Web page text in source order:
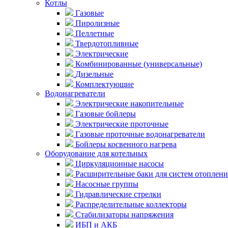
Котлы
Газовые
Пиролизные
Пеллетные
Твердотопливные
Электрические
Комбинированные (универсальные)
Дизельные
Комплектующие
Водонагреватели
Электрические накопительные
Газовые бойлеры
Электрические проточные
Газовые проточные водонагреватели
Бойлеры косвенного нагрева
Оборудование для котельных
Циркуляционные насосы
Расширительные баки для систем
Насосные группы
Гидравлические стрелки
Распределительные коллекторы
Стабилизаторы напряжения
ИБП и АКБ